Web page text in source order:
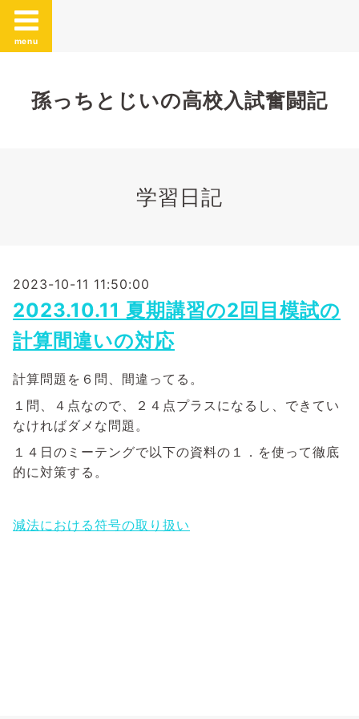
menu
孫っちとじいの高校入試奮闘記
学習日記
2023-10-11 11:50:00
2023.10.11 夏期講習の2回目模試の
計算間違いの対応
計算問題を６問、間違ってる。
１問、４点なので、２４点プラスになるし、できてい
なければダメな問題。
１４日のミーテングで以下の資料の１．を使って徹底
的に対策する。
減法における符号の取り扱い